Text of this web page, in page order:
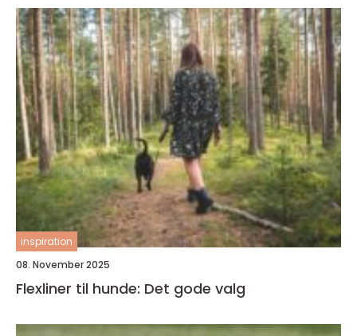
inspiration
08. November 2025
Flexliner til hunde: Det gode valg